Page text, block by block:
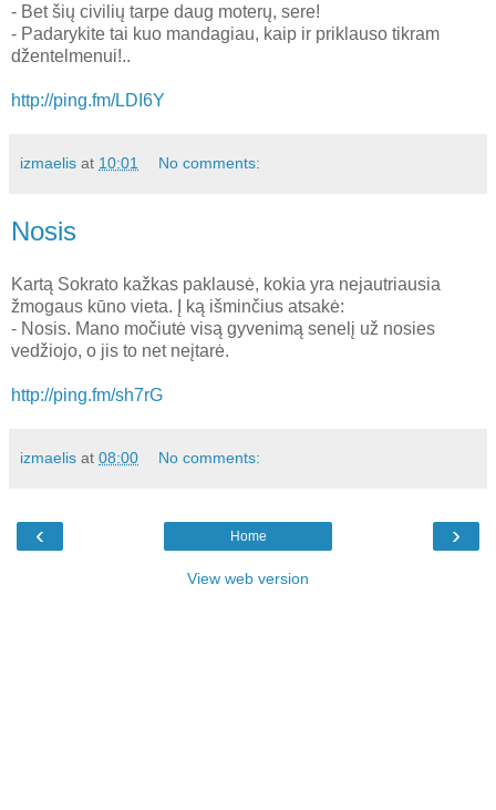
- Bet šių civilių tarpe daug moterų, sere!
- Padarykite tai kuo mandagiau, kaip ir priklauso tikram
džentelmenui!..
http://ping.fm/LDI6Y
izmaelis at 10:01 No comments:
Nosis
Kartą Sokrato kažkas paklausė, kokia yra nejautriausia
žmogaus kūno vieta. Į ką išminčius atsakė:
- Nosis. Mano močiutė visą gyvenimą senelį už nosies
vedžiojo, o jis to net neįtarė.
http://ping.fm/sh7rG
izmaelis at 08:00 No comments:
‹ ›
Home
View web version